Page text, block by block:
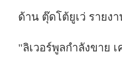
ด้าน ตุ๊ดโต้ยูเว่ รายง
"ลิเวอร์พูลกำลังขาย